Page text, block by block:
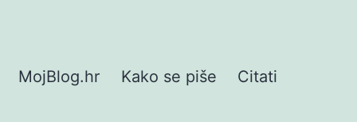
MojBlog.hr Kako se piše Citati